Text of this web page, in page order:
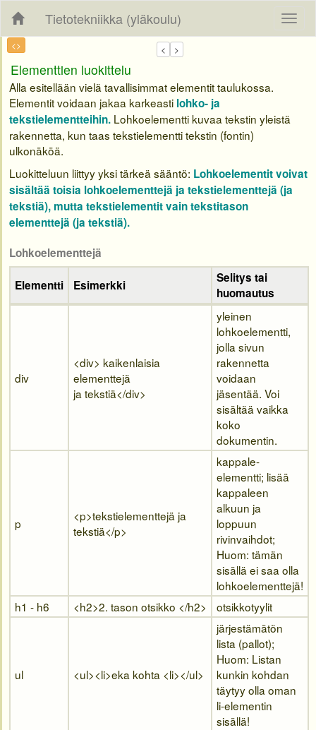
Tietotekniikka (yläkoulu)
<>
Elementtien luokittelu
Alla esitellään vielä tavallisimmat elementit taulukossa.
Elementit voidaan jakaa karkeasti lohko- ja
tekstielementteihin. Lohkoelementti kuvaa tekstin yleistä
rakennetta, kun taas tekstielementti tekstin (fontin)
ulkonäköä.
Luokitteluun liittyy yksi tärkeä sääntö: Lohkoelementit voivat
sisältää toisia lohkoelementtejä ja tekstielementtejä (ja
tekstiä), mutta tekstielementit vain tekstitason
elementtejä (ja tekstiä).
Lohkoelementtejä
Elementti Esimerkki
Selitys tai
huomautus
div
<div> kaikenlaisia
elementtejä
ja tekstiä</div>
yleinen
lohkoelementti,
jolla sivun
rakennetta
voidaan
jäsentää. Voi
sisältää vaikka
koko
dokumentin.
p <p>tekstielementtejä ja
tekstiä</p>
kappale-
elementti; lisää
kappaleen
alkuun ja
loppuun
rivinvaihdot;
Huom: tämän
sisällä ei saa olla
lohkoelementtejä!
h1 - h6
<h2>2. tason otsikko </h2> otsikkotyylit
ul <ul><li>eka kohta <li></ul>
järjestämätön
lista (pallot);
Huom: Listan
kunkin kohdan
täytyy olla oman
li-elementin
sisällä!